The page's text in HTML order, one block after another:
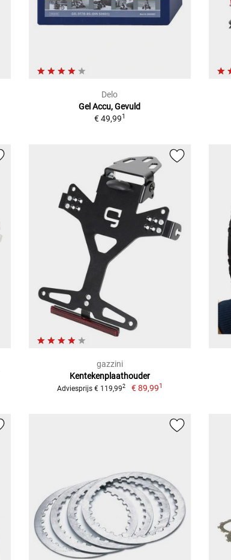
Delo
Gel Accu, Gevuld
€ 49,991
gazzini
Kentekenplaathouder
Adviesprijs € 119,992 € 89,991